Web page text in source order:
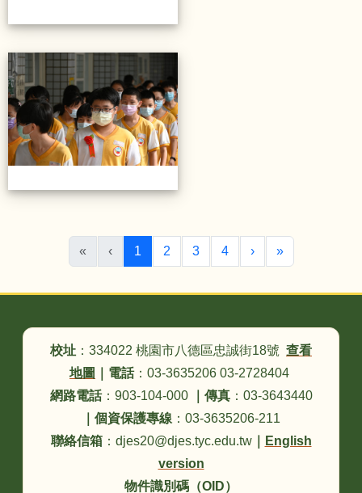
« ‹ 1 (目前頁次)
2 3 4 ›下一頁
»最後頁
校址 ：334022 桃園市八德區忠誠街18號 查看
地圖
電話：03-3635206 03-2728404
網路電話：903-104-000 傳真：03-3643440
個資保護專線 ：03-3635206-211
聯絡信箱：djes20@djes.tyc.edu.tw｜
English
version
物件識別碼（OID）